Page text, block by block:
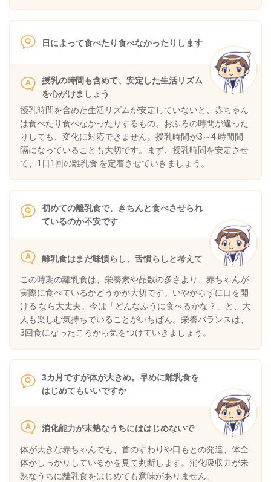
日によって食べたり食べなかったりします
授乳の時間も含めて、安定した生活リズム
を心がけましょう
授乳時間を含めた生活リズムが安定していないと、赤ちゃん
は食べたり食べなかったりするもの。おふろの時間が違った
りしても、変化に対応できません。授乳時間が3～4 時間間
隔になっていることも大切です。まず、授乳時間を安定させ
て、1日1回の離乳食 を定着させていきましょう。
初めての離乳食で、きちんと食べさせられ
ているのか不安です
離乳食はまだ味慣らし、舌慣らしと考えて
この時期の離乳食は、栄養素や品数の多さより、赤ちゃんが
実際に食べているかどうかが大切です。いやがらずに口を開
ける なら大丈夫。今は「どんなふうに食べるかな？」と、大
人も楽しむ気持ちでいることがいちばん。栄養バランスは、
3回食になったころから気をつけていきましょう。
3カ月ですが体が大きめ。早めに離乳食を
はじめてもいいですか
消化能力が未熟なうちにははじめないで
体が大きな赤ちゃんでも、首のすわりや口もとの発達、体全
体がしっかりしているかを見て判断します。消化吸収力が未
熟なうちに離乳食をはじめても意味がありません。